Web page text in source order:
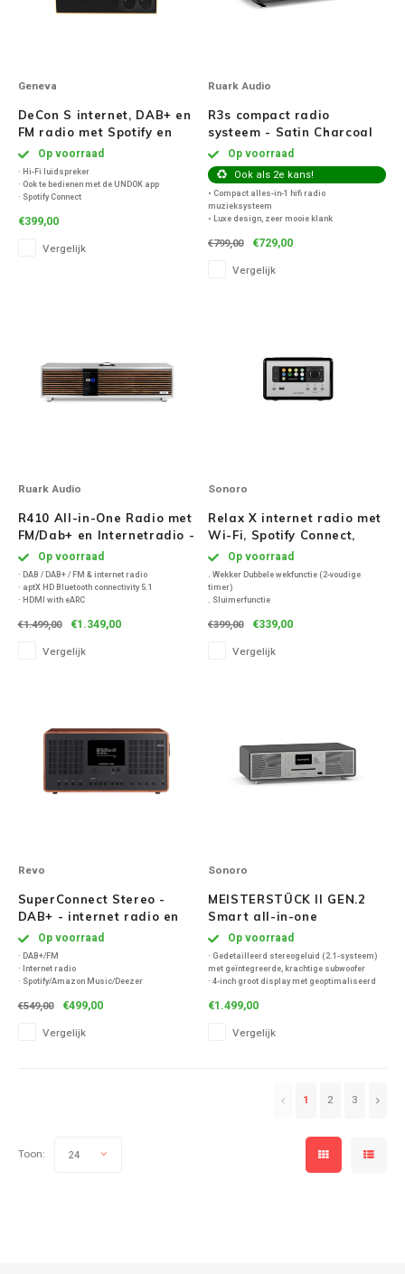
Geneva
DeCon S internet, DAB+ en
FM radio met Spotify en
Bluetooth - messing/zwart
Op voorraad
· Hi-Fi luidspreker
· Ook te bedienen met de UNDOK app
· Spotify Connect
op het toestel)
· Bluetooth ontvangst
€399,00
Vergelijk
Ruark Audio
R3s compact radio
systeem - Satin Charcoal
Op voorraad
Ook als 2e kans!
• Compact alles-in-1 hifi radio
muzieksysteem
• Luxe design, zeer mooie klank
en Tidal!
audiostreaming
€799,00 €729,00
Vergelijk
Ruark Audio
R410 All-in-One Radio met
FM/Dab+ en Internetradio -
soft grey
Op voorraad
· DAB / DAB+ / FM & internet radio
· aptX HD Bluetooth connectivity 5.1
· HDMI with eARC
· Ingebouwde Apple AirPlay 2 en Chromecast
€1.499,00 €1.349,00
Vergelijk
Sonoro
Relax X internet radio met
Wi-Fi, Spotify Connect,
FM/DAB+ radio en
Bluetooth - Zwart
Op voorraad
. Wekker Dubbele wekfunctie (2-voudige
timer)
. Sluimerfunctie
. wekgeluiden, alarmsignalen
€399,00 €339,00
Vergelijk
Revo
SuperConnect Stereo -
DAB+ - internet radio en
Spotify - Walnoot/Zwart
Op voorraad
· DAB+/FM
· Internet radio
· Spotify/Amazon Music/Deezer
· Alarm
· UNDOK App
€549,00 €499,00
Vergelijk
Sonoro
MEISTERSTÜCK II GEN.2
Smart all-in-one
Radiosysteem - Mat
Grafiet
Op voorraad
· Gedetailleerd stereogeluid (2.1-systeem)
met geïntegreerde, krachtige subwoofer
· 4-inch groot display met geoptimaliseerd
· Nieuwe intuïtieve gebruikersinterface
· HDMI (eArc)
€1.499,00
Vergelijk
1 2 3
Toon: 24